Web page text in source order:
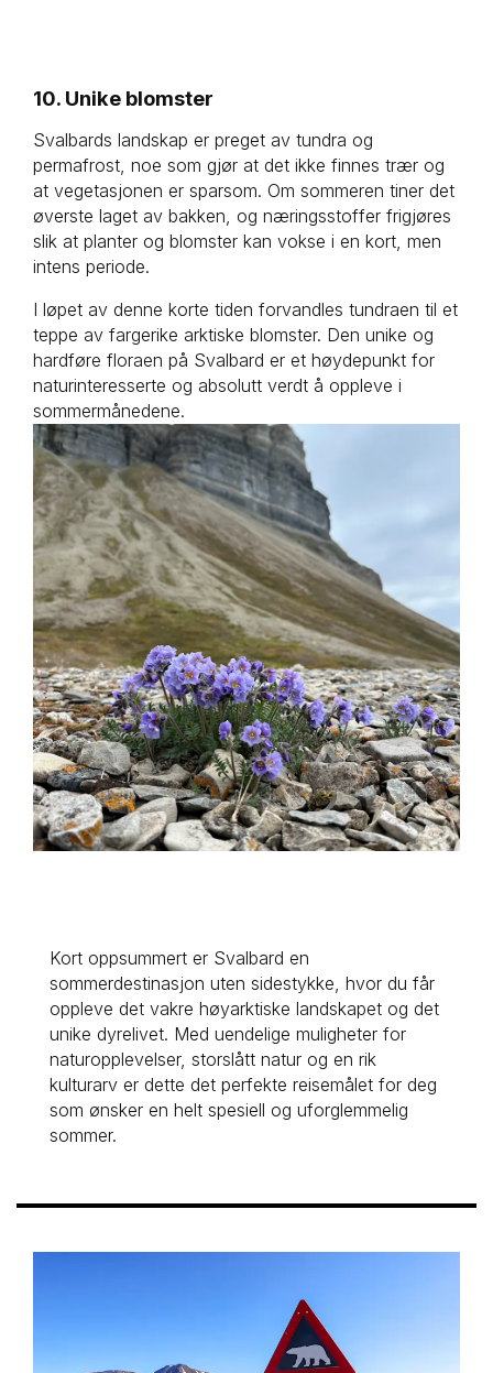
10. Unike blomster
Svalbards landskap er preget av tundra og
permafrost, noe som gjør at det ikke finnes trær og
at vegetasjonen er sparsom. Om sommeren tiner det
øverste laget av bakken, og næringsstoffer frigjøres
slik at planter og blomster kan vokse i en kort, men
intens periode.
I løpet av denne korte tiden forvandles tundraen til et
teppe av fargerike arktiske blomster. Den unike og
hardføre floraen på Svalbard er et høydepunkt for
naturinteresserte og absolutt verdt å oppleve i
sommermånedene.
Kort oppsummert er Svalbard en
sommerdestinasjon uten sidestykke, hvor du får
oppleve det vakre høyarktiske landskapet og det
unike dyrelivet. Med uendelige muligheter for
naturopplevelser, storslått natur og en rik
kulturarv er dette det perfekte reisemålet for deg
som ønsker en helt spesiell og uforglemmelig
sommer.